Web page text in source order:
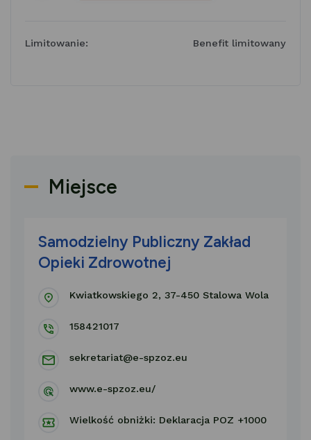
Limitowanie: Benefit limitowany
Miejsce
Samodzielny Publiczny Zakład
Opieki Zdrowotnej
Kwiatkowskiego 2, 37-450 Stalowa Wola
158421017
sekretariat@e-spzoz.eu
www.e-spzoz.eu/
Wielkość obniżki: Deklaracja POZ +1000